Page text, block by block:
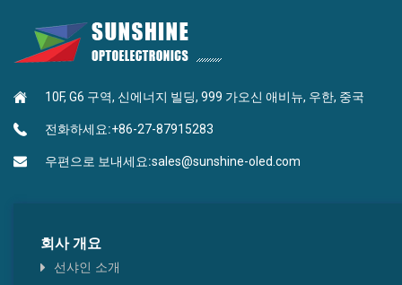
피리미딘형
나프탈렌형
피레네 크리센 타입
MLP 하이 RI 잉크
BEF 하이 RI 잉크
10F, G6 구역, 신에너지 빌딩, 999 가오신 애비뉴, 우한, 중국
전화하세요:+86-27-87915283
우편으로 보내세요:sales@sunshine-oled.com
회사 개요
선샤인 소개